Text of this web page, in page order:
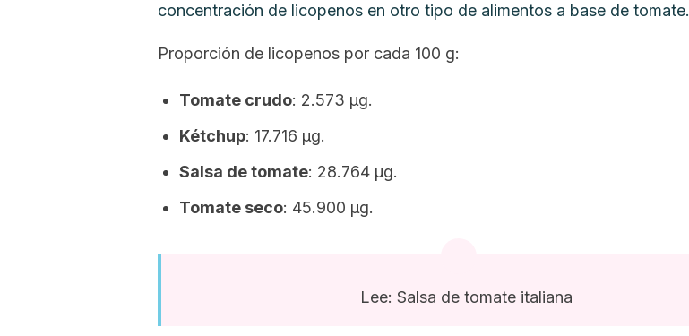
concentración de licopenos en otro tipo de alimentos a base de tomate.
Proporción de licopenos por cada 100 g:
Tomate crudo: 2.573 μg.
Kétchup: 17.716 μg.
Salsa de tomate: 28.764 μg.
Tomate seco: 45.900 μg.
Lee: Salsa de tomate italiana